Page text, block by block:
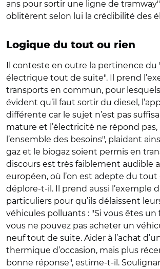
ans pour sortir une ligne de tramway"
oblitèrent selon lui la crédibilité des
Logique du tout ou rien
Il conteste en outre la pertinence du
électrique tout de suite". Il prend
transports en commun, pour lesquels
évident qu’il faut sortir du diesel,
différente car le sujet n’est pas
mature et l’électricité ne répond pas,
l’ensemble des besoins", plaidant
gaz et le biogaz soient permis en
discours est très faiblement audible
européen, où l’on est adepte du tout
déplore-t-il. Il prend aussi l’exemple
particuliers pour qu’ils délaissent
véhicules polluants : "Si vous êtes un
vous ne pouvez pas acheter un
neuf tout de suite. Aider à l’achat
thermique d’occasion, mais plus
bonne réponse", estime-t-il.